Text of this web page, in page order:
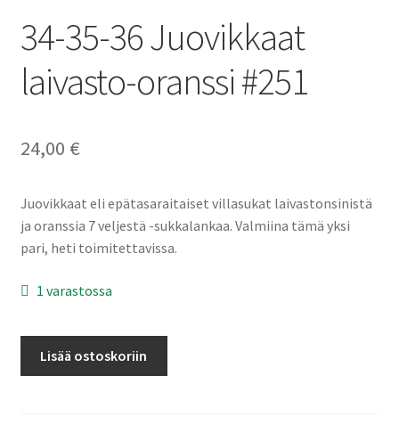
Yhteystiedot
34-35-36 Juovikkaat
laivasto-oranssi #251
24,00 €
Juovikkaat eli epätasaraitaiset villasukat laivastonsinistä
ja oranssia 7 veljestä -sukkalankaa. Valmiina tämä yksi
pari, heti toimitettavissa.
1 varastossa
Lisää ostoskoriin